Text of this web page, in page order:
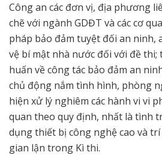
Công an các đơn vị, địa phương
chẽ với ngành GDĐT và các cơ
pháp bảo đảm tuyệt đối an ninh,
vệ bí mật nhà nước đối với đề
huấn về công tác bảo đảm an
chủ động nắm tình hình, phòng
hiện xử lý nghiêm các hành vi vi
quan theo quy định, nhất là tình
dụng thiết bị công nghệ cao và
gian lận trong Kì thi.